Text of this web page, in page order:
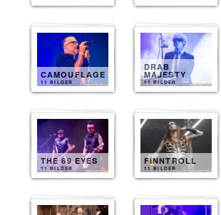
CAMOUFLAGE
11 BILDER
DRAB
MAJESTY
11 BILDER
THE 69 EYES
11 BILDER
FINNTROLL
11 BILDER